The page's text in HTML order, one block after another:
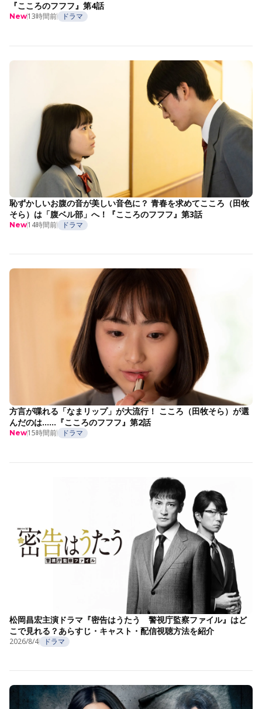
『こころのフフフ』第4話
New13時間前 ドラマ
恥ずかしいお腹の音が美しい音色に？ 青春を求めてこころ（田牧
そら）は「腹ベル部」へ！『こころのフフフ』第3話
New14時間前 ドラマ
方言が喋れる「なまリップ」が大流行！ こころ（田牧そら）が選
んだのは……『こころのフフフ』第2話
New15時間前 ドラマ
松岡昌宏主演ドラマ『密告はうたう 警視庁監察ファイル』はど
こで見れる？あらすじ・キャスト・配信視聴方法を紹介
2026/8/4 ドラマ